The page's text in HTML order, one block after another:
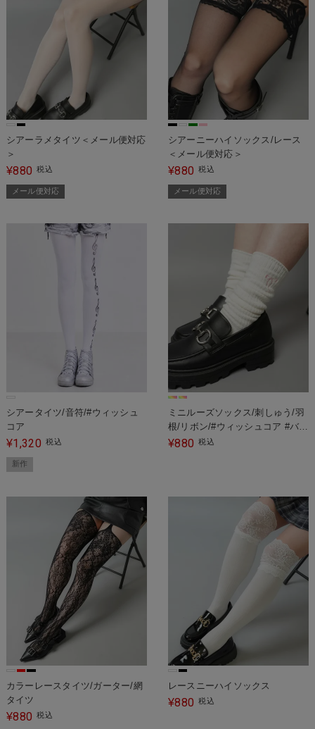
シアーラメタイツ＜メール便対応
＞
¥880 税込
メール便対応
シアーニーハイソックス/レース
＜メール便対応＞
¥880 税込
メール便対応
シアータイツ/音符/#ウィッシュ
コア
¥1,320 税込
新作
ミニルーズソックス/刺しゅう/羽
根/リボン/#ウィッシュコア #バレ
エコア
¥880 税込
カラーレースタイツ/ガーター/網
タイツ
¥880 税込
レースニーハイソックス
¥880 税込